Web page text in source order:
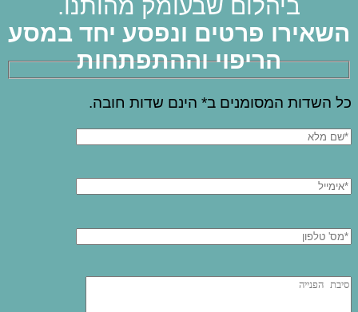
ביהלום שבעומק מהותנו.
השאירו פרטים ונפסע יחד במסע
הריפוי וההתפתחות
כל השדות המסומנים ב* הינם שדות חובה.